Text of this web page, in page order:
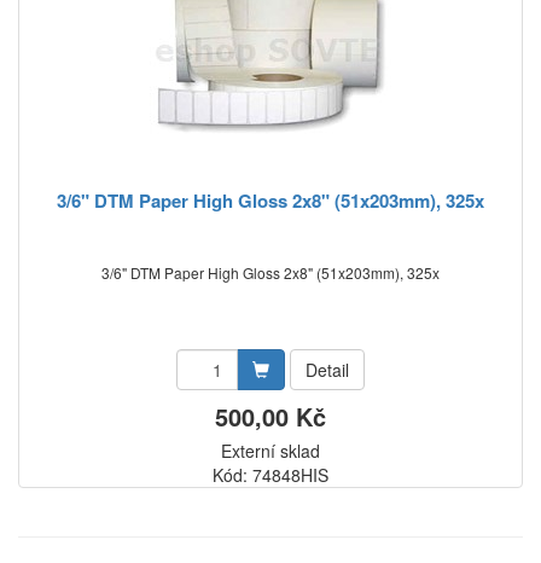
3/6" DTM Paper High Gloss 2x8" (51x203mm), 325x
3/6" DTM Paper High Gloss 2x8" (51x203mm), 325x
Detail
500,00 Kč
Externí sklad
Kód: 74848HIS